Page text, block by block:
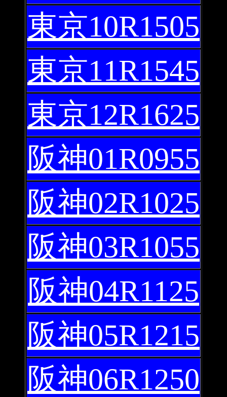
東京10R1505
東京11R1545
東京12R1625
阪神01R0955
阪神02R1025
阪神03R1055
阪神04R1125
阪神05R1215
阪神06R1250